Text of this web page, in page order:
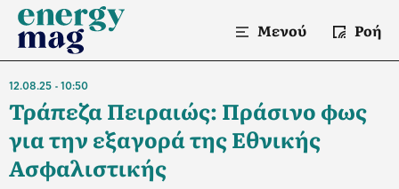
Μενού Ροή
12.08.25 10:50
Τράπεζα Πειραιώς: Πράσινο φως
για την εξαγορά της Εθνικής
Ασφαλιστικής